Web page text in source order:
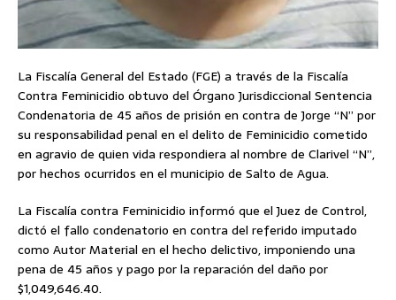
La Fiscalía General del Estado (FGE) a través de la Fiscalía
Contra Feminicidio obtuvo del Órgano Jurisdiccional Sentencia
Condenatoria de 45 años de prisión en contra de Jorge “N” por
su responsabilidad penal en el delito de Feminicidio cometido
en agravio de quien vida respondiera al nombre de Clarivel “N”,
por hechos ocurridos en el municipio de Salto de Agua.
La Fiscalía contra Feminicidio informó que el Juez de Control,
dictó el fallo condenatorio en contra del referido imputado
como Autor Material en el hecho delictivo, imponiendo una
pena de 45 años y pago por la reparación del daño por
$1,049,646.40.